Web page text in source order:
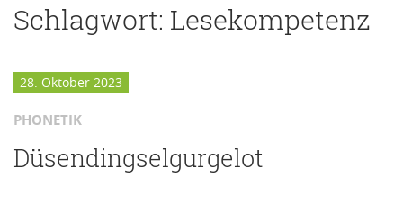
Schlagwort: Lesekompetenz
28. Oktober 2023
PHONETIK
Düsendingselgurgelot